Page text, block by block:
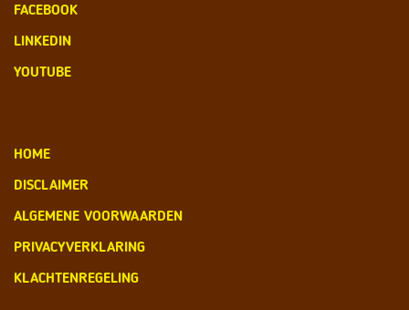
FACEBOOK
LINKEDIN
YOUTUBE
HOME
DISCLAIMER
ALGEMENE VOORWAARDEN
PRIVACYVERKLARING
KLACHTENREGELING